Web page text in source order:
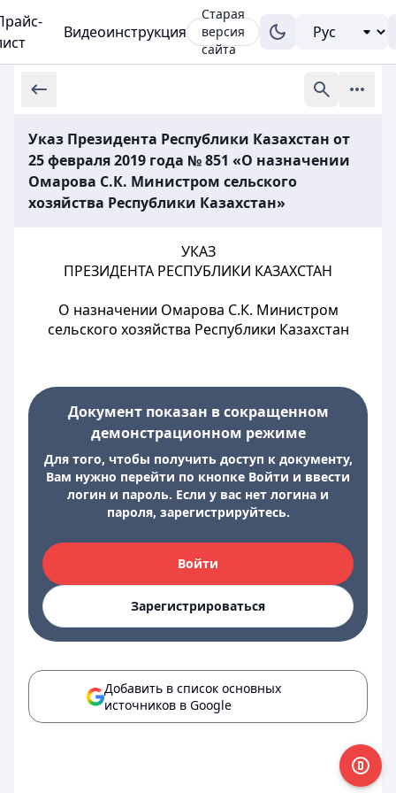
Видеоинструкция
Старая
версия
сайта
Указ Президента Республики Казахстан от
25 февраля 2019 года № 851 «О назначении
Омарова С.К. Министром сельского
хозяйства Республики Казахстан»
УКАЗ
ПРЕЗИДЕНТА РЕСПУБЛИКИ КАЗАХСТАН
О назначении Омарова С.К. Министром
сельского хозяйства Республики Казахстан
Документ показан в сокращенном
демонстрационном режиме
Для того, чтобы получить доступ к документу,
Вам нужно перейти по кнопке Войти и ввести
логин и пароль. Если у вас нет логина и
пароля, зарегистрируйтесь.
Войти
Зарегистрироваться
Добавить в список основных
источников в Google